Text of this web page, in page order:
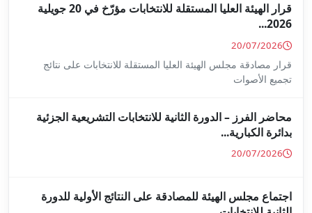
قرار الهيئة العليا المستقلة للانتخابات مؤرّخ في 20 جويلية
المستقلة للانتخابات على نتائج
للانتخابات التشريعية الجزئية
على النتائج الأولية للدورة